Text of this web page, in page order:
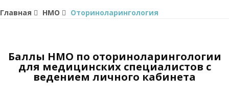
Главная НМО Оториноларингология
Баллы НМО по оториноларингологии
для медицинских специалистов с
ведением личного кабинета